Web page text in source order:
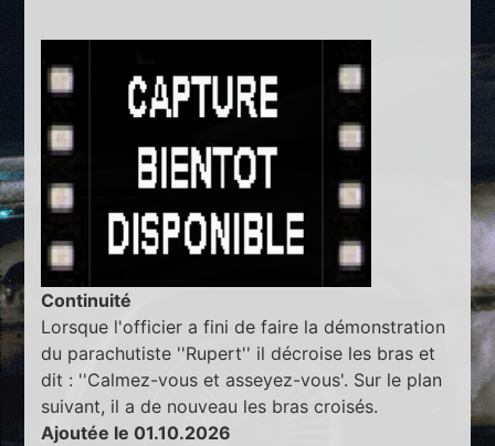
Continuité
Lorsque l'officier a fini de faire la démonstration
du parachutiste ''Rupert'' il décroise les bras et
dit : ''Calmez-vous et asseyez-vous'. Sur le plan
suivant, il a de nouveau les bras croisés.
Ajoutée le 01.10.2026